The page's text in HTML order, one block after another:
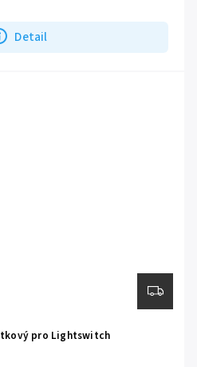
Detail
pro Lightswitch